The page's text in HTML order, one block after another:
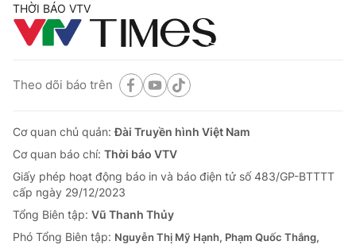
THỜI BÁO VTV
Theo dõi báo trên
Cơ quan chủ quản:Đài Truyền hình Việt Nam
Cơ quan báo chí: Thời báo VTV
Giấy phép hoạt động báo in và báo điện tử số 483/GP-BTTTT
cấp ngày 29/12/2023
Tổng Biên tập: Vũ Thanh Thủy
Phó Tổng Biên tập: Nguyễn Thị Mỹ Hạnh, Phạm Quốc Thắng,